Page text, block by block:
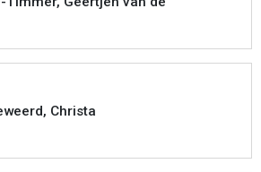
Christa